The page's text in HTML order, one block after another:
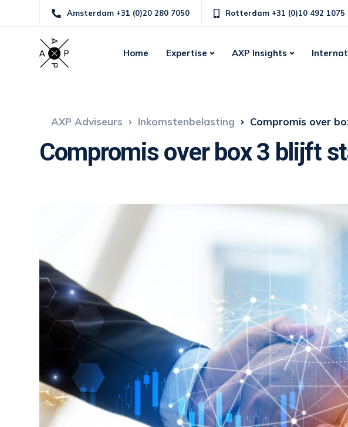
Amsterdam +31 (0)20 280 7050 Rotterdam +31 (0)10 492 1075
Home Expertise AXP Insights
AXP Adviseurs Inkomstenbelasting Compromis over
Compromis over box 3 blijft